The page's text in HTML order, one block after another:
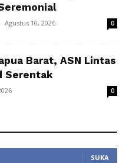
- Agustus 10, 2026 0
Barat, ASN Lintas
Serentak
0
SUKA